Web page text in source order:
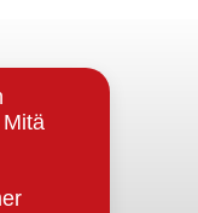
säännöt ja